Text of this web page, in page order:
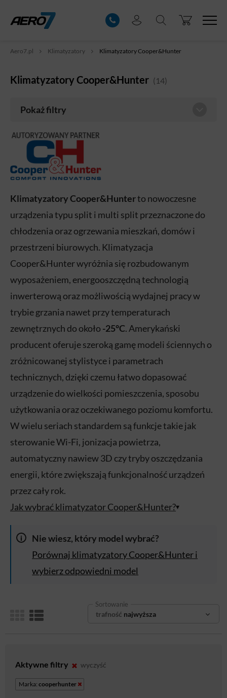
Aero7.pl Klimatyzatory Klimatyzatory Cooper&Hunter
Pokaż filtry
Klimatyzatory Cooper&Hunter (14)
Klimatyzatory Cooper&Hunterto nowoczesne
urządzenia typu split i multi split przeznaczone do
chłodzenia oraz ogrzewania mieszkań, domów i
przestrzeni biurowych. Klimatyzacja
Cooper&Hunter wyróżnia się rozbudowanym
wyposażeniem, energooszczędną technologią
inwerterową oraz możliwością wydajnej pracy w
trybie grzania nawet przy temperaturach
zewnętrznych do około -25°C. Amerykański
producent oferuje szeroką gamę modeli ściennych o
zróżnicowanej stylistyce i parametrach
technicznych, dzięki czemu łatwo dopasować
urządzenie do wielkości pomieszczenia, sposobu
użytkowania oraz oczekiwanego poziomu komfortu.
W wielu seriach standardem są funkcje takie jak
sterowanie Wi-Fi, jonizacja powietrza,
automatyczny nawiew 3D czy tryby oszczędzania
energii, które zwiększają funkcjonalność urządzeń
przez cały rok.
Jak wybrać klimatyzator Cooper&Hunter?▾
i
Nie wiesz, który model wybrać?
Porównaj klimatyzatory Cooper&Hunter i
wybierz odpowiedni model
Sortowanie
trafność najwyższa
Aktywne filtry wyczyść
Marka: cooperhunter